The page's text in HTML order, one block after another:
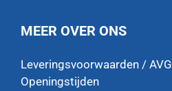
MEER OVER ONS
Leveringsvoorwaarden / AVG
Openingstijden